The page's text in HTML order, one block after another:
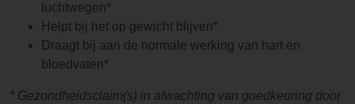
luchtwegen*
Helpt bij het op gewicht blijven*
Draagt bij aan de normale werking van hart en
bloedvaten*
* Gezondheidsclaim(s) in afwachting van goedkeuring door